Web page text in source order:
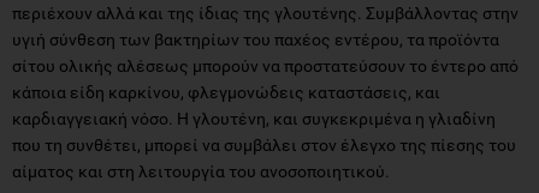
περιέχουν αλλά και της ίδιας της γλουτένης. Συμβάλλοντας στην
υγιή σύνθεση των βακτηρίων του παχέος εντέρου, τα προϊόντα
σίτου ολικής αλέσεως μπορούν να προστατεύσουν το έντερο από
κάποια είδη καρκίνου, φλεγμονώδεις καταστάσεις, και
καρδιαγγειακή νόσο. Η γλουτένη, και συγκεκριμένα η γλιαδίνη
που τη συνθέτει, μπορεί να συμβάλει στον έλεγχο της πίεσης του
αίματος και στη λειτουργία του ανοσοποιητικού.